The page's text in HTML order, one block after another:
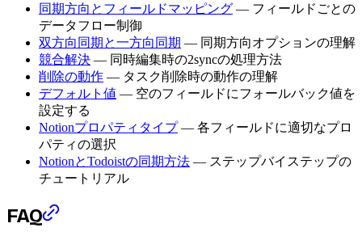
同期方向とフィールドマッピング — フィールドごとの
データフロー制御
双方向同期と一方向同期 — 同期方向オプションの理解
競合解決 — 同時編集時の2syncの処理方法
削除の動作 — タスク削除時の動作の理解
デフォルト値 — 空のフィールドにフォールバック値を
設定する
Notionプロパティタイプ— 各フィールドに適切なプロ
パティの選択
NotionとTodoistの同期方法 — ステップバイステップの
チュートリアル
FAQ